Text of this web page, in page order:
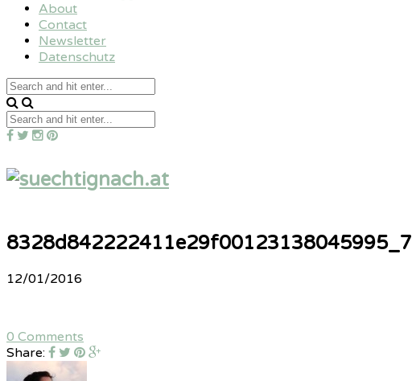
About
Contact
Newsletter
Datenschutz
8328d842222411e29f00123138045995_7
12/01/2016
0 Comments
Share: